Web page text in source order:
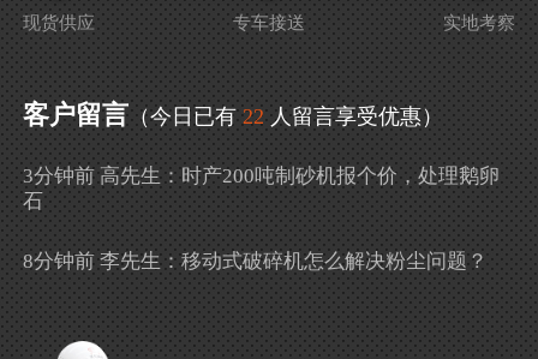
现货供应 专车接送 实地考察
客户留言 （今日已有 22 人留言享受优惠）
3分钟前 高先生：时产200吨制砂机报个价，处理鹅卵
石
8分钟前 李先生：移动式破碎机怎么解决粉尘问题？
吗？